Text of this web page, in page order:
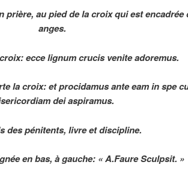
prière, au pied de la croix qui est encadrée
anges.
ecce lignum crucis venite adoremus.
la croix: et procidamus ante eam in spe
dei aspiramus.
des pénitents, livre et discipline.
en bas, à gauche: « A.Faure Sculpsit. »